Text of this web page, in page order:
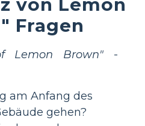
Fragen
Lemon Brown" -
am Anfang des
gehen?